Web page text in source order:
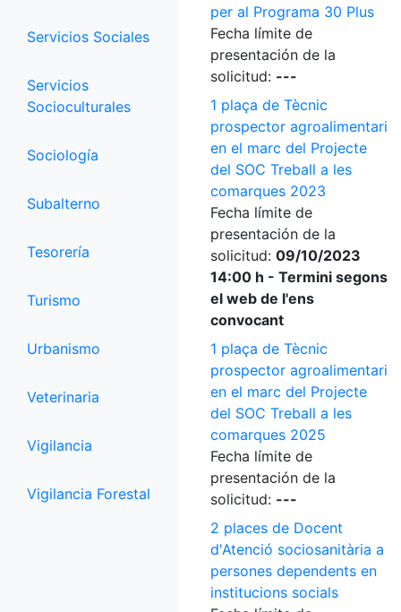
Servicios Sociales
Servicios
Socioculturales
Sociología
Subalterno
Tesorería
Turismo
Urbanismo
Veterinaria
Vigilancia
Vigilancia Forestal
per al Programa 30 Plus
Fecha límite de
presentación de la
solicitud: ---
1 plaça de Tècnic
prospector agroalimentari
en el marc del Projecte
del SOC Treball a les
comarques 2023
Fecha límite de
presentación de la
solicitud: 09/10/2023
14:00 h - Termini segons
el web de l'ens
convocant
1 plaça de Tècnic
prospector agroalimentari
en el marc del Projecte
del SOC Treball a les
comarques 2025
Fecha límite de
presentación de la
solicitud: ---
2 places de Docent
d'Atenció sociosanitària a
persones dependents en
institucions socials